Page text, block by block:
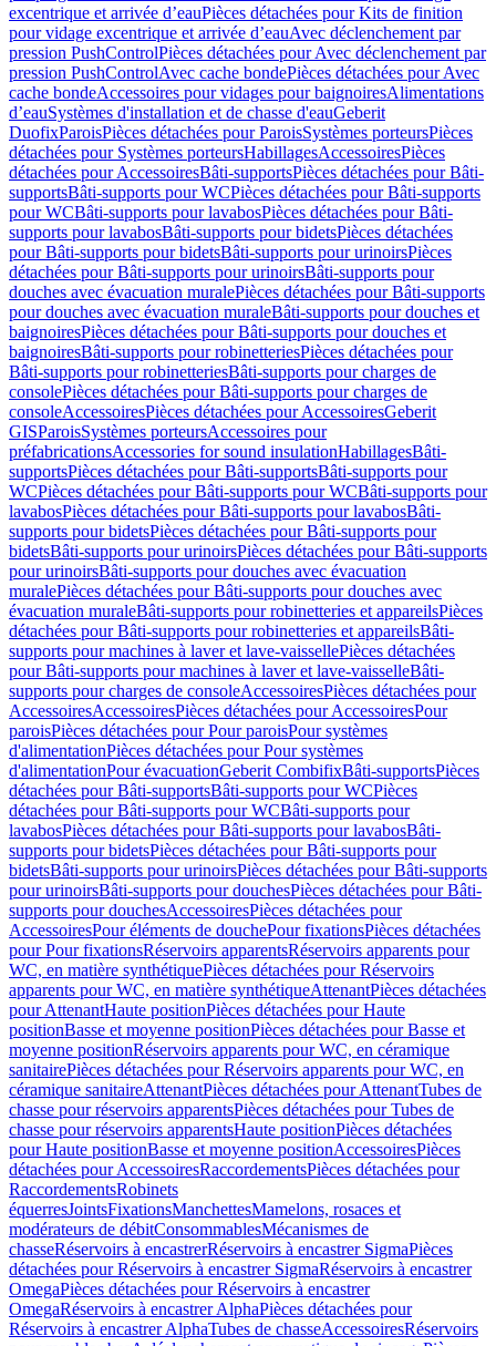
excentrique et arrivée d’eauPièces détachées pour Kits de finition
pour vidage excentrique et arrivée d’eauAvec déclenchement par
pression PushControlPièces détachées pour Avec déclenchement par
pression PushControlAvec cache bondePièces détachées pour Avec
cache bondeAccessoires pour vidages pour baignoiresAlimentations
d’eauSystèmes d'installation et de chasse d'eauGeberit
DuofixParoisPièces détachées pour ParoisSystèmes porteursPièces
détachées pour Systèmes porteursHabillagesAccessoiresPièces
détachées pour AccessoiresBâti-supportsPièces détachées pour Bâti-
supportsBâti-supports pour WCPièces détachées pour Bâti-supports
pour WCBâti-supports pour lavabosPièces détachées pour Bâti-
supports pour lavabosBâti-supports pour bidetsPièces détachées
pour Bâti-supports pour bidetsBâti-supports pour urinoirsPièces
détachées pour Bâti-supports pour urinoirsBâti-supports pour
douches avec évacuation muralePièces détachées pour Bâti-supports
pour douches avec évacuation muraleBâti-supports pour douches et
baignoiresPièces détachées pour Bâti-supports pour douches et
baignoiresBâti-supports pour robinetteriesPièces détachées pour
Bâti-supports pour robinetteriesBâti-supports pour charges de
consolePièces détachées pour Bâti-supports pour charges de
consoleAccessoiresPièces détachées pour AccessoiresGeberit
GISParoisSystèmes porteursAccessoires pour
préfabricationsAccessories for sound insulationHabillagesBâti-
supportsPièces détachées pour Bâti-supportsBâti-supports pour
WCPièces détachées pour Bâti-supports pour WCBâti-supports pour
lavabosPièces détachées pour Bâti-supports pour lavabosBâti-
supports pour bidetsPièces détachées pour Bâti-supports pour
bidetsBâti-supports pour urinoirsPièces détachées pour Bâti-supports
pour urinoirsBâti-supports pour douches avec évacuation
muralePièces détachées pour Bâti-supports pour douches avec
évacuation muraleBâti-supports pour robinetteries et appareilsPièces
détachées pour Bâti-supports pour robinetteries et appareilsBâti-
supports pour machines à laver et lave-vaissellePièces détachées
pour Bâti-supports pour machines à laver et lave-vaisselleBâti-
supports pour charges de consoleAccessoiresPièces détachées pour
AccessoiresAccessoiresPièces détachées pour AccessoiresPour
paroisPièces détachées pour Pour paroisPour systèmes
d'alimentationPièces détachées pour Pour systèmes
d'alimentationPour évacuationGeberit CombifixBâti-supportsPièces
détachées pour Bâti-supportsBâti-supports pour WCPièces
détachées pour Bâti-supports pour WCBâti-supports pour
lavabosPièces détachées pour Bâti-supports pour lavabosBâti-
supports pour bidetsPièces détachées pour Bâti-supports pour
bidetsBâti-supports pour urinoirsPièces détachées pour Bâti-supports
pour urinoirsBâti-supports pour douchesPièces détachées pour Bâti-
supports pour douchesAccessoiresPièces détachées pour
AccessoiresPour éléments de douchePour fixationsPièces détachées
pour Pour fixationsRéservoirs apparentsRéservoirs apparents pour
WC, en matière synthétiquePièces détachées pour Réservoirs
apparents pour WC, en matière synthétiqueAttenantPièces détachées
pour AttenantHaute positionPièces détachées pour Haute
positionBasse et moyenne positionPièces détachées pour Basse et
moyenne positionRéservoirs apparents pour WC, en céramique
sanitairePièces détachées pour Réservoirs apparents pour WC, en
céramique sanitaireAttenantPièces détachées pour AttenantTubes de
chasse pour réservoirs apparentsPièces détachées pour Tubes de
chasse pour réservoirs apparentsHaute positionPièces détachées
pour Haute positionBasse et moyenne positionAccessoiresPièces
détachées pour AccessoiresRaccordementsPièces détachées pour
RaccordementsRobinets
équerresJointsFixationsManchettesMamelons, rosaces et
modérateurs de débitConsommablesMécanismes de
chasseRéservoirs à encastrerRéservoirs à encastrer SigmaPièces
détachées pour Réservoirs à encastrer SigmaRéservoirs à encastrer
OmegaPièces détachées pour Réservoirs à encastrer
OmegaRéservoirs à encastrer AlphaPièces détachées pour
Réservoirs à encastrer AlphaTubes de chasseAccessoiresRéservoirs